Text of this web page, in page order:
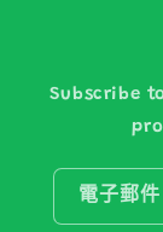
Subscribe
電子郵件